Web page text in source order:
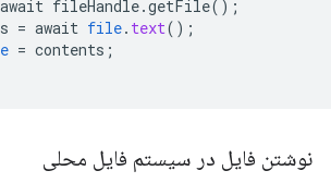
await fileHandle.getFile();
= await file. text();
= contents ;
نوشتن فایل در سیستم فایل محلی